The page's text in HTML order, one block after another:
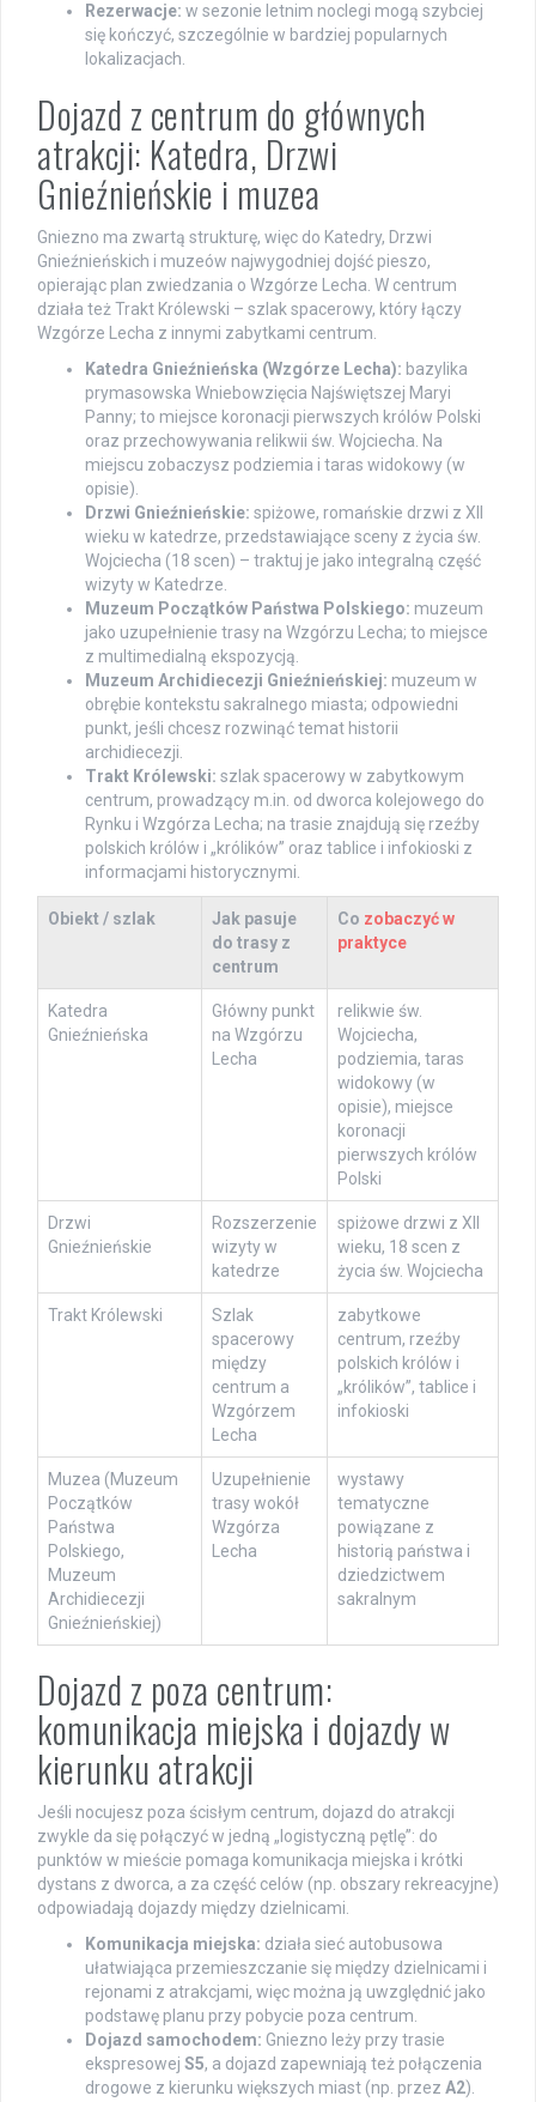
Rezerwacje: w sezonie letnim noclegi mogą szybciej
się kończyć, szczególnie w bardziej popularnych
lokalizacjach.
Dojazd z centrum do głównych
atrakcji: Katedra, Drzwi
Gnieźnieńskie i muzea
Gniezno ma zwartą strukturę, więc do Katedry, Drzwi
Gnieźnieńskich i muzeów najwygodniej dojść pieszo,
opierając plan zwiedzania o Wzgórze Lecha. W centrum
działa też Trakt Królewski – szlak spacerowy, który łączy
Wzgórze Lecha z innymi zabytkami centrum.
Katedra Gnieźnieńska (Wzgórze Lecha): bazylika
prymasowska Wniebowzięcia Najświętszej Maryi
Panny; to miejsce koronacji pierwszych królów Polski
oraz przechowywania relikwii św. Wojciecha. Na
miejscu zobaczysz podziemia i taras widokowy (w
opisie).
Drzwi Gnieźnieńskie: spiżowe, romańskie drzwi z XII
wieku w katedrze, przedstawiające sceny z życia św.
Wojciecha (18 scen) – traktuj je jako integralną część
wizyty w Katedrze.
Muzeum Początków Państwa Polskiego: muzeum
jako uzupełnienie trasy na Wzgórzu Lecha; to miejsce
z multimedialną ekspozycją.
Muzeum Archidiecezji Gnieźnieńskiej: muzeum w
obrębie kontekstu sakralnego miasta; odpowiedni
punkt, jeśli chcesz rozwinąć temat historii
archidiecezji.
Trakt Królewski: szlak spacerowy w zabytkowym
centrum, prowadzący m.in. od dworca kolejowego do
Rynku i Wzgórza Lecha; na trasie znajdują się rzeźby
polskich królów i „królików” oraz tablice i infokioski z
informacjami historycznymi.
Obiekt / szlak
Jak pasuje
do trasy z
centrum
Co zobaczyć w
praktyce
Katedra
Gnieźnieńska
Główny punkt
na Wzgórzu
Lecha
relikwie św.
Wojciecha,
podziemia, taras
widokowy (w
opisie), miejsce
koronacji
pierwszych królów
Polski
Drzwi
Gnieźnieńskie
Rozszerzenie
wizyty w
katedrze
spiżowe drzwi z XII
wieku, 18 scen z
życia św. Wojciecha
Trakt Królewski
Szlak
spacerowy
między
centrum a
Wzgórzem
Lecha
zabytkowe
centrum, rzeźby
polskich królów i
„królików”, tablice i
infokioski
Muzea (Muzeum
Początków
Państwa
Polskiego,
Muzeum
Archidiecezji
Gnieźnieńskiej)
Uzupełnienie
trasy wokół
Wzgórza
Lecha
wystawy
tematyczne
powiązane z
historią państwa i
dziedzictwem
sakralnym
Dojazd z poza centrum:
komunikacja miejska i dojazdy w
kierunku atrakcji
Jeśli nocujesz poza ścisłym centrum, dojazd do atrakcji
zwykle da się połączyć w jedną „logistyczną pętlę”: do
punktów w mieście pomaga komunikacja miejska i krótki
dystans z dworca, a za część celów (np. obszary rekreacyjne)
odpowiadają dojazdy między dzielnicami.
Komunikacja miejska: działa sieć autobusowa
ułatwiająca przemieszczanie się między dzielnicami i
rejonami z atrakcjami, więc można ją uwzględnić jako
podstawę planu przy pobycie poza centrum.
Dojazd samochodem: Gniezno leży przy trasie
ekspresowej S5, a dojazd zapewniają też połączenia
drogowe z kierunku większych miast (np. przez A2).